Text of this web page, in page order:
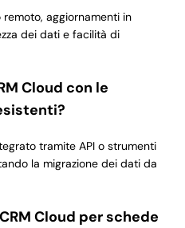
aggiornamenti in
dei dati e facilità di
Cloud con le
tramite API o strumenti
la migrazione dei dati da
Cloud per schede